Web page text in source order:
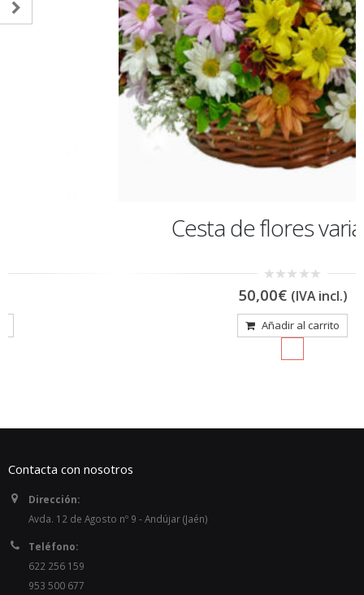
Cesta de flores variadas 5
Contacta con nosotros
Dirección:
Avda. 12 de Agosto nº 9 - Andújar (Jaén)
Teléfono:
622 256 159
953 500 677